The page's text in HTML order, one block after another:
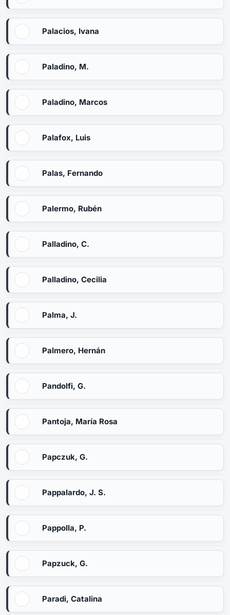
Palacios, Ivana
Paladino, M.
Paladino, Marcos
Palafox, Luis
Palas, Fernando
Palermo, Rubén
Palladino, C.
Palladino, Cecilia
Palma, J.
Palmero, Hernán
Pandolfi, G.
Pantoja, María Rosa
Papczuk, G.
Pappalardo, J. S.
Pappolla, P.
Papzuck, G.
Paradi, Catalina